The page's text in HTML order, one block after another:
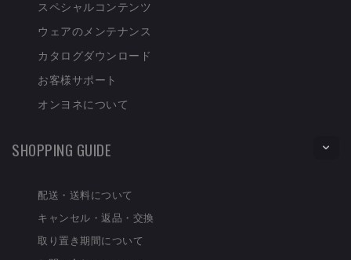
スペシャルコンテンツ
ウェアのメンテナンス
カタログダウンロード
お客様サポート
オンヨネについて
SHOPPING GUIDE
配送・送料について
キャンセル・返品・交換
取り置き期間について